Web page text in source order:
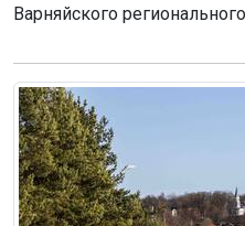
Варняйского